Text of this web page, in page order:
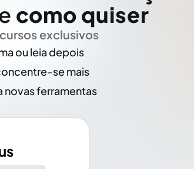
como quiser
exclusivos
ou leia depois
se mais
novas ferramentas